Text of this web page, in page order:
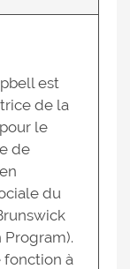
est
de la
le
de
du
Program).
fonction à